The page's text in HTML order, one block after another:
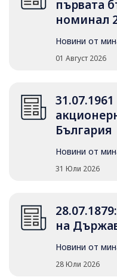
първата
номинал
Новини от
01 Август 2026
България
Новини от
31 Юли 2026
на
Новини от
28 Юли 2026